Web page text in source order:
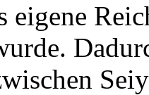
eigene